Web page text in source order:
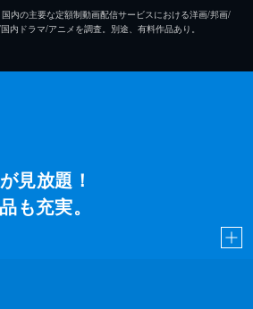
内の主要な定額制動画配信サービスにおける洋画/邦画/
内ドラマ/アニメを調査。別途、有料作品あり。
見放題！
も充実。